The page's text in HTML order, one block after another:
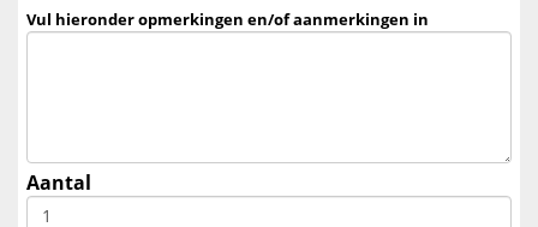
Vul hieronder opmerkingen en/of aanmerkingen in
Aantal